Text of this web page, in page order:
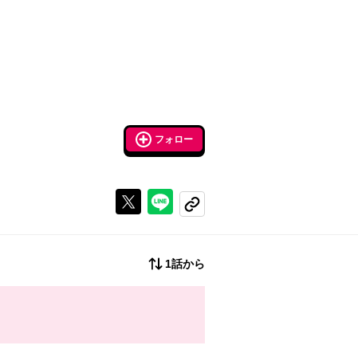
フォロー
Xで投稿するラインでシェアする
コピーする
1話から